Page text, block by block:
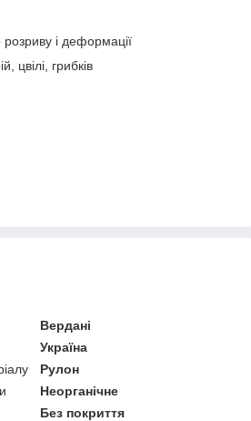
розриву і деформації
цвілі, грибків
Вердані
Україна
Рулон
Неорганічне
Без покриття